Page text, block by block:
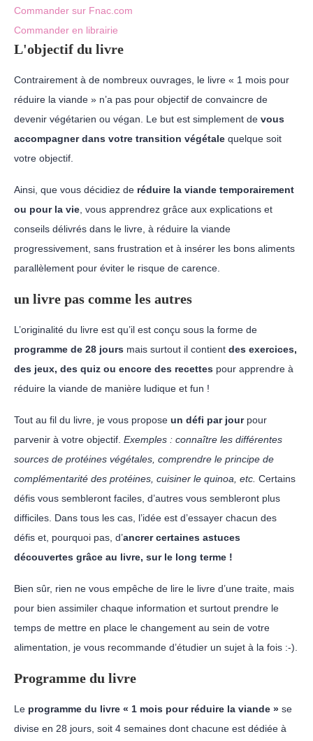
Commander sur Fnac.com
Commander en librairie
L'objectif du livre
Contrairement à de nombreux ouvrages, le livre « 1 mois pour
réduire la viande » n’a pas pour objectif de convaincre de
devenir végétarien ou végan. Le but est simplement de vous
accompagner dans votre transition végétale quelque soit
votre objectif.
Ainsi, que vous décidiez de réduire la viande temporairement
ou pour la vie , vous apprendrez grâce aux explications et
conseils délivrés dans le livre, à réduire la viande
progressivement, sans frustration et à insérer les bons aliments
parallèlement pour éviter le risque de carence.
un livre pas comme les autres
L’originalité du livre est qu’il est conçu sous la forme de
programme de 28 jours mais surtout il contient des exercices,
des jeux, des quiz ou encore des recettes pour apprendre à
réduire la viande de manière ludique et fun !
Tout au fil du livre, je vous propose un défi par jourpour
parvenir à votre objectif. Exemples : connaître les différentes
sources de protéines végétales, comprendre le principe de
complémentarité des protéines, cuisiner le quinoa, etc. Certains
défis vous sembleront faciles, d’autres vous sembleront plus
difficiles. Dans tous les cas, l’idée est d’essayer chacun des
défis et, pourquoi pas, d’ancrer certaines astuces
découvertes grâce au livre, sur le long terme !
Bien sûr, rien ne vous empêche de lire le livre d’une traite, mais
pour bien assimiler chaque information et surtout prendre le
temps de mettre en place le changement au sein de votre
alimentation, je vous recommande d’étudier un sujet à la fois :-).
Programme du livre
Le programme du livre « 1 mois pour réduire la viande » se
divise en 28 jours, soit 4 semaines dont chacune est dédiée à